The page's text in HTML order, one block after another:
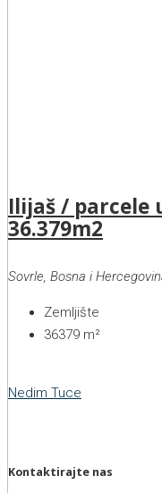
Ilijaš / parcele
36.379m2
Sovrle, Bosna i
Zemljište
36379 m²
Nedim Tuce
Kontaktirajte nas